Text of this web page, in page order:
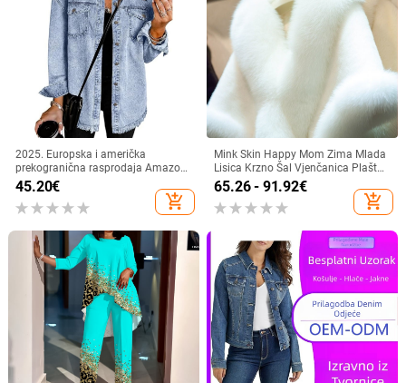
2025. Europska i američka
prekogranična rasprodaja Amazon
Nova stilska košulja s neobrađenim
rubom, traper ležerna široka jakna
45.20€
add_shopping_cart
Mink Skin Happy Mom Zima Mlada
Lisica Krzno Šal Vjenčanica Plašt
Haljina Cheongsam Krzno Plašt
Izlazna Odjeća Bijele Žene
65.26 - 91.92€
add_shopping_cart